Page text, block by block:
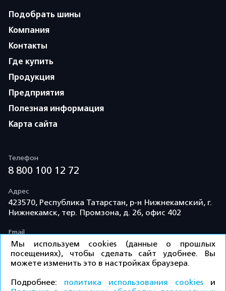
Подобрать шины
Компания
Контакты
Где купить
Продукция
Предприятия
Полезная информация
Карта сайта
Телефон
8 800 100 12 72
Адрес
423570, Республика Татарстан, р-н Нижнекамский, г.
Нижнекамск, тер. Промзона, д. 26, офис 402
Email
info@td-kama.com
©ООО «Торговый дом «Кама» 2026 / Все права
Мы используем cookies (данные о прошлых
посещениях), чтобы сделать сайт удобнее. Вы
можете изменить это в настройках браузера.
Подробнее: политика использования cookies и